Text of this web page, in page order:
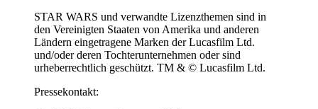
STAR WARS und verwandte Lizenzthemen sind in
den Vereinigten Staaten von Amerika und anderen
Ländern eingetragene Marken der Lucasfilm Ltd.
und/oder deren Tochterunternehmen oder sind
urheberrechtlich geschützt. TM & © Lucasfilm Ltd.
Pressekontakt: